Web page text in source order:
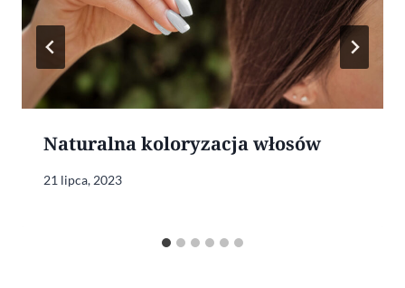
Naturalna koloryzacja włosów
21 lipca, 2023